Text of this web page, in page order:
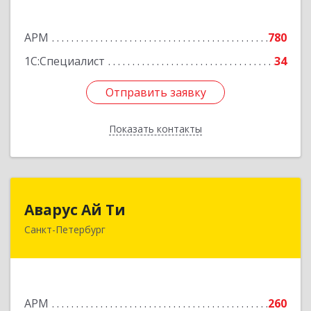
АРМ
780
1С:Специалист
34
Отправить заявку
Показать контакты
Отправить заявку
Назад
Аварус Ай Ти
Санкт-Петербург
АРМ
260
191124, Санкт-Петербург г, Новгородская ул,